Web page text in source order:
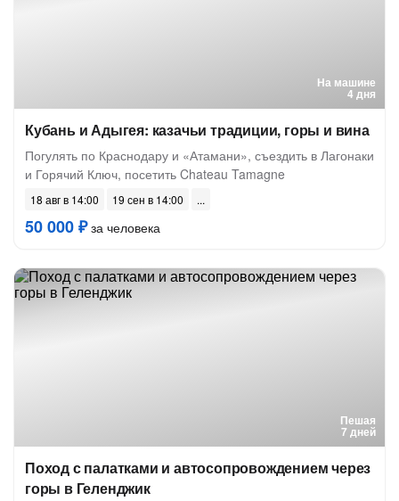
На машине
4 дня
Кубань и Адыгея: казачьи традиции, горы и вина
Погулять по Краснодару и «Атамани», съездить в Лагонаки
и Горячий Ключ, посетить Chateau Tamagne
18 авг в 14:00 19 сен в 14:00
50 000 ₽за человека
Пешая
7 дней
Поход с палатками и автосопровождением через
горы в Геленджик